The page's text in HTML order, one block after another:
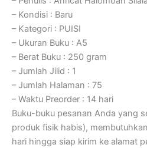
– Kondisi : Baru
– Kategori : PUISI
– Ukuran Buku : A5
– Berat Buku : 250 gram
– Jumlah Jilid : 1
– Jumlah Halaman : 75
– Waktu Preorder : 14 hari
Buku-buku pesanan Anda yang
produk fisik habis),
hari hingga siap kirim ke alamat